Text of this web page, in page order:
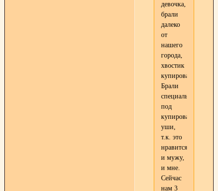
девочка,
брали
далеко
от
нашего
города,
хвостик
купирован.
Брали
специально
под
купированные
уши,
т.к. это
нравится
и мужу,
и мне.
Сейчас
нам 3